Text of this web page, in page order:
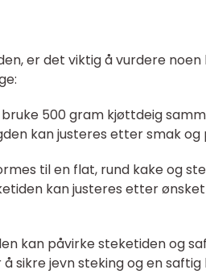
er det viktig å vurdere
500 gram kjøttdeig
kan justeres etter smak og
til en flat, rund kake og
kan justeres etter
kan påvirke steketiden og
sikre jevn steking og en saftig